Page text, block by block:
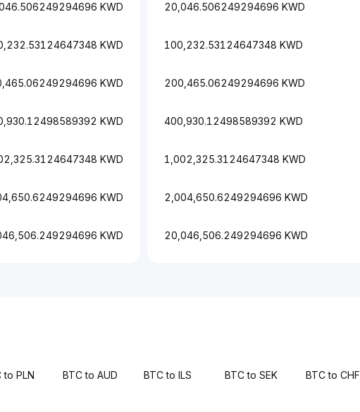
KWD
KWD
KWD
KWD
KWD
KWD
KWD
20,046.506249294696 KWD
100,232.53124647348 KWD
200,465.06249294696 KWD
400,930.12498589392 KWD
1,002,325.3124647348 KWD
2,004,650.6249294696 KWD
20,046,506.249294696 KWD
to PLN BTC to AUD BTC to ILS BTC to SEK BTC to CHF